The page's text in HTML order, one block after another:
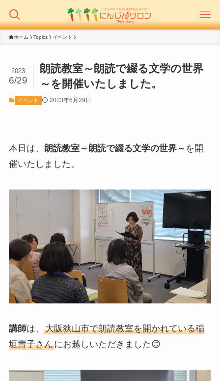
ホーム Topics イベント
朗読教室～朗読で綴る文学の世界
～を開催いたしました。
2023
6/29
イベント 2023年6月29日
本日は、 朗読教室～朗読で綴る文学の世界～ を開
催いたしました。
講師は、 大阪狭山市で朗読教室を開かれている稲
垣壽子さんにお越しいただきました😊